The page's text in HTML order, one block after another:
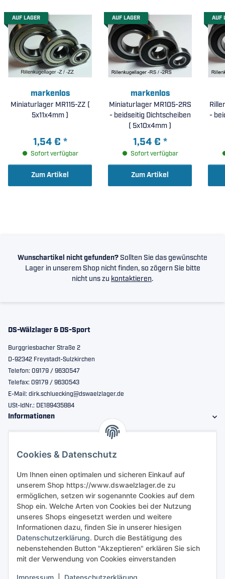
Cookies & Datenschutz
Um Ihnen einen optimalen und sicheren Einkauf auf
unserem Shop https://www.dswaelzlager.de zu
ermöglichen, setzen wir sogenannte Cookies auf dem
Shop ein. Welche Arten von Cookies bei der Nutzung
unseres Shops eingesetzt werden und weitere
Informationen dazu, finden Sie in unserer hiesigen
Datenschutzerklärung. Durch die Bestätigung des
nebenstehenden Button "Akzeptieren" erklären Sie sich
mit der Verwendung von Cookies einverstanden
AUF LAGER
markenlos
Miniaturlager MR115-ZZ (
5x11x4mm )
1,54 € *
Sofort verfügbar
Zum Artikel
AUF LAGER
markenlos
Miniaturlager MR105-2RS
- beidseitig Dichtscheiben
( 5x10x4mm )
1,54 € *
Sofort verfügbar
Zum Artikel
AUF
-
Wunschartikel nicht gefunden? Sollten Sie das gewünschte
Lager in unserem Shop nicht finden, so zögern Sie bitte
nicht uns zu kontaktieren.
DS-Wälzlager & DS-Sport
Burggriesbacher Straße 2
D-92342 Freystadt-Sulzkirchen
Telefon: 09179 / 9630547
Telefax: 09179 / 9630543
E-Mail: dirk.schluecking@dswaelzlager.de
USt-IdNr.: DE189435884
Informationen
Sicher bestellen